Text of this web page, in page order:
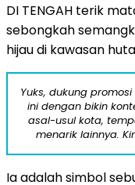
DI TENGAH terik
sebongkah
hijau di kawasan
Yuks, dukung
ini dengan bikin
asal-usul kota,
menarik lainnya.
Ia adalah simbol